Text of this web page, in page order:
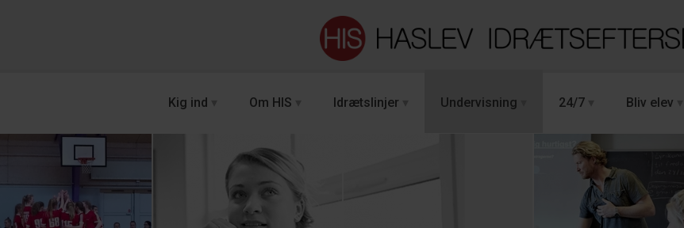
Kig ind Om HIS Idrætslinjer Undervisning 24/7 Bliv elev